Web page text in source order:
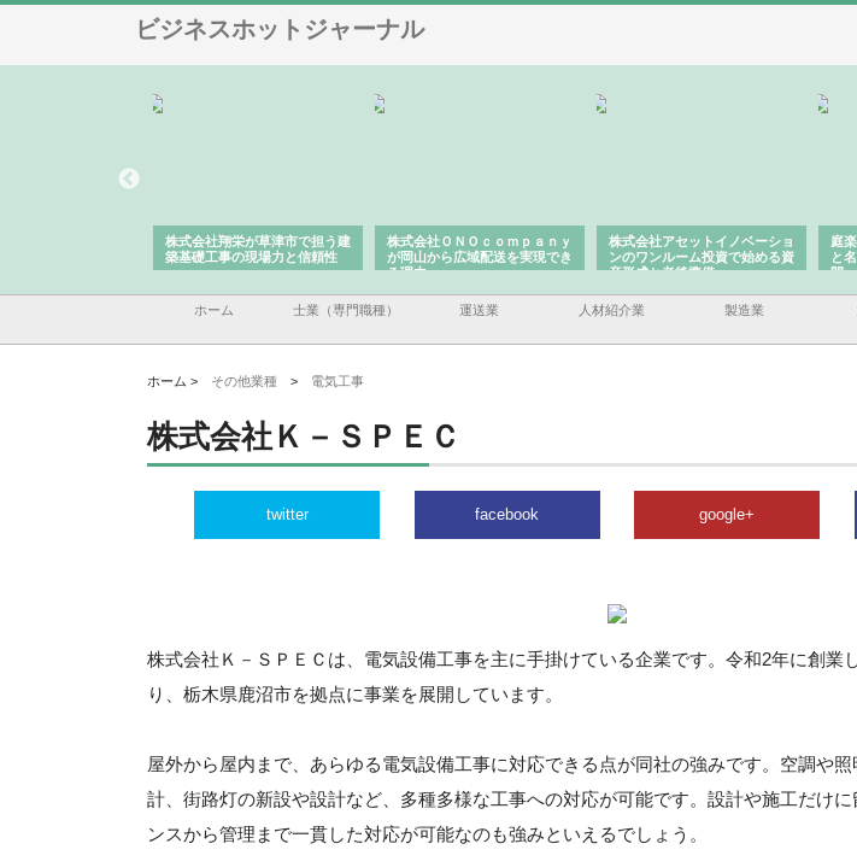
ビジネスホットジャーナル
株式会社翔栄が草津市で担う建
築基礎工事の現場力と信頼性
株式会社ＯＮＯｃｏｍｐａｎｙ
が岡山から広域配送を実現でき
る理由
株式会社アセットイノベーショ
ンのワンルーム投資で始める資
産形成と老後準備
庭
と
間
ホーム 士業（専門職種） 運送業 人材紹介業 製造業
ホーム > その他業種 > 電気工事
株式会社Ｋ－ＳＰＥＣ
twitter facebook google+
株式会社Ｋ－ＳＰＥＣは、電気設備工事を主に手掛けている企業です。令和2年に創業
り、栃木県鹿沼市を拠点に事業を展開しています。
屋外から屋内まで、あらゆる電気設備工事に対応できる点が同社の強みです。空調や
計、街路灯の新設や設計など、多種多様な工事への対応が可能です。設計や施工だけ
ンスから管理まで一貫した対応が可能なのも強みといえるでしょう。